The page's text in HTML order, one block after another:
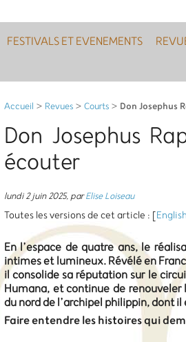
FESTIVALS ET EVENEMENTS
Accueil > Revues>Courts> Don Josephus
Don Josephus
écouter
lundi 2 juin 2025,parElise Loiseau
Toutes les versions de cet article : [English
En l’espace de quatre ans, le
intimes et lumineux. Révélé en
il consolide sa réputation sur le
Humana, et continue de
du nord de l’archipel philippin, dont il
Faire entendre les histoires qui